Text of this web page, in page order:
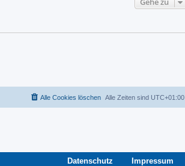
Alle Zeiten sind UTC+01:00
Alle Cookies löschen
Datenschutz Impressum